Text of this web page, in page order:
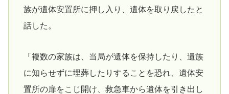
族が遺体安置所に押し入り、遺体を取り戻したと
話した。
「複数の家族は、当局が遺体を保持したり、遺族
に知らせずに埋葬したりすることを恐れ、遺体安
置所の扉をこじ開け、救急車から遺体を引き出し